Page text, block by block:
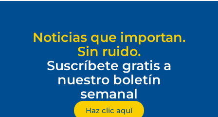
Noticias que importan.
Sin ruido.
Suscríbete gratis a
nuestro boletín
semanal
Haz clic aquí